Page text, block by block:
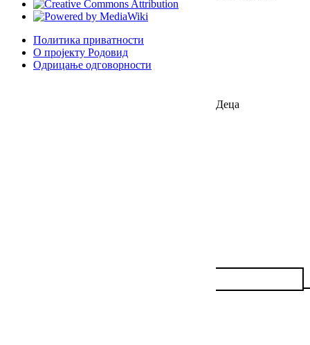
Деца
Политика приватности
О пројекту Родовид
Одрицање одговорности